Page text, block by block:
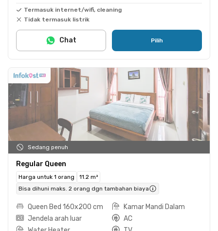
Termasuk internet/wifi, cleaning
Tidak termasuk listrik
Pilih
Chat
Sedang penuh
Regular Queen
Harga untuk 1 orang
11.2 m²
Bisa dihuni maks. 2 orang dgn tambahan biaya
Queen Bed 160x200 cm
Kamar Mandi Dalam
Jendela arah luar
AC